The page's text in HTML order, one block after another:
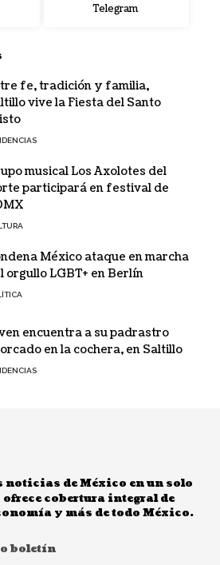
Telegram
fe, tradición y familia,
vive la Fiesta del Santo
musical Los Axolotes del
participará en festival de
México ataque en marcha
orgullo LGBT+ en Berlín
encuentra a su padrastro
en la cochera, en Saltillo
noticias de México en un solo
cobertura integral de
y más de todo México.
boletín